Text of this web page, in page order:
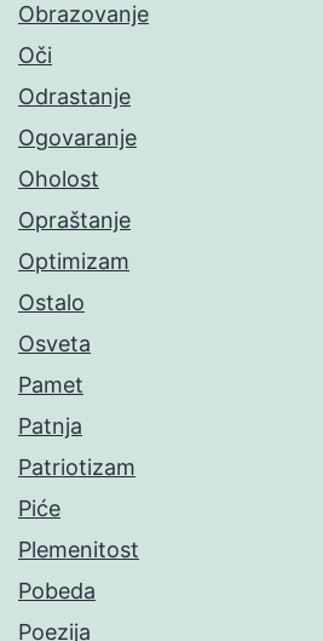
Obrazovanje
Oči
Odrastanje
Ogovaranje
Oholost
Opraštanje
Optimizam
Ostalo
Osveta
Pamet
Patnja
Patriotizam
Piće
Plemenitost
Pobeda
Poezija